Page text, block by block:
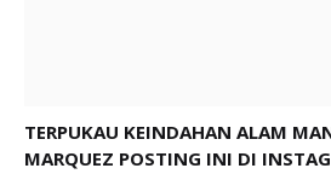
TERPUKAU KEINDAHAN ALAM
MARQUEZ POSTING INI DI